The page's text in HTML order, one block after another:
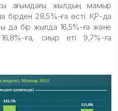
ағымдағы жылдың мамыр
бірден 28,5%-ға өсті. ҚР-да
да бір жылда 16,5%-ға және
ға, сиыр еті 9,7%-ға